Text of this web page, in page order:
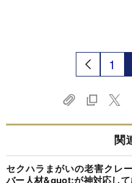
1
関
セクハラまがいの老害クレ
バー人材&quot;が神対応し